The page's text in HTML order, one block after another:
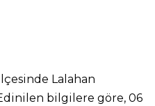
Lalahan
bilgilere göre, 06